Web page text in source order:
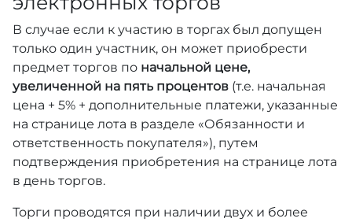
В случае если к участию в торгах был допущен
только один участник, он может приобрести
предмет торгов по начальной цене,
увеличенной на пять процентов (т.е. начальная
цена + 5% + дополнительные платежи, указанные
на странице лота в разделе «Обязанности и
ответственность покупателя»), путем
подтверждения приобретения на странице лота
в день торгов.
Торги проводятся при наличии двух и более